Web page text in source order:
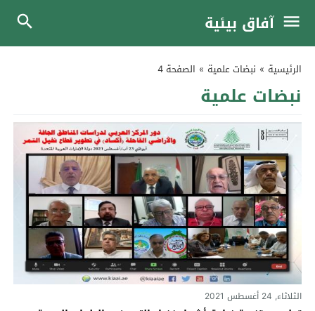
آفاق بيئية
الرئيسية » نبضات علمية » الصفحة 4
نبضات علمية
الثلاثاء, 24 أغسطس 2021